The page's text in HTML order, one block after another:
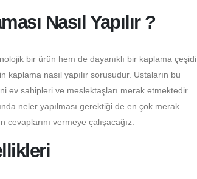
Nasıl Yapılır ?
bir ürün hem de dayanıklı bir kaplama çeşidi
nasıl yapılır sorusudur. Ustaların bu
ev sahipleri ve meslektaşları merak etmektedir.
neler yapılması gerektiği de en çok merak
vermeye çalışacağız.